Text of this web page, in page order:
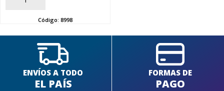
Código: 8998
ENVÍOS A TODO
EL PAÍS
FORMAS DE
PAGO